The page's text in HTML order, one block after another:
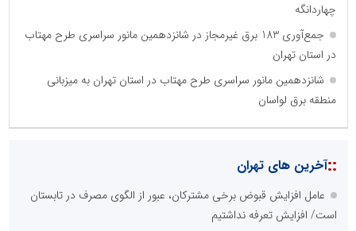
چهاردانگه
جمع‌آوری 183 برق غیرمجاز در شانزدهمین مانور سراسری طرح مهتاب
در استان تهران
شانزدهمین مانور سراسری طرح مهتاب در استان تهران به میزبانی
منطقه برق لواسان
::آخرین های تهران
عامل افزایش قبوض برخی مشترکان، عبور از الگوی مصرف در تابستان
است/ افزایش تعرفه نداشتیم